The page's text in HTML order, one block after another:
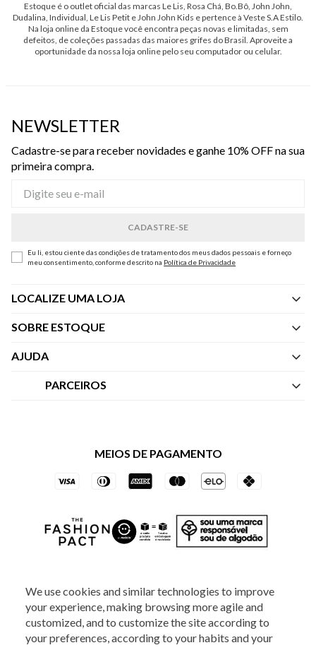
We use cookies and similar technologies to improve
your experience, making browsing more agile and
customized, and to customize the site according to
your preferences, according to your habits and your
Estoque é o outlet oficial das marcas Le Lis, Rosa Chá, Bo.Bô, John John,
Dudalina, Individual, Le Lis Petit e John John Kids e pertence à Veste S.A Estilo.
Na loja online da Estoque você encontra peças novas e limitadas, sem
defeitos, de coleções passadas das maiores grifes do Brasil. Aproveite a
oportunidade da nossa loja online pelo seu computador ou celular.
NEWSLETTER
Cadastre-se para receber novidades e ganhe 10% OFF na sua
primeira compra.
Eu li, estou ciente das condições de tratamento dos meus dados pessoais e forneço
meu consentimento, conforme descrito na Política de Privacidade
LOCALIZE UMA LOJA
SOBRE ESTOQUE
Quem Somos
AJUDA
Central de Atendimento
Trocas e Devoluções
PARCEIROS
Vai de Visa
Azul Fidelidade
MEIOS DE PAGAMENTO